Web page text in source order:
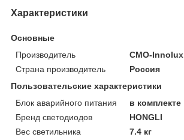
Характеристики
Основные
Производитель
CMO-Innolux
Страна производитель
Россия
Пользовательские характеристики
Блок аварийного питания
в комплекте
Бренд светодиодов
HONGLI
Вес светильника
7.4 кг